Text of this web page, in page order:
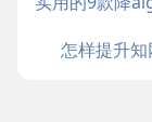
怎样提升